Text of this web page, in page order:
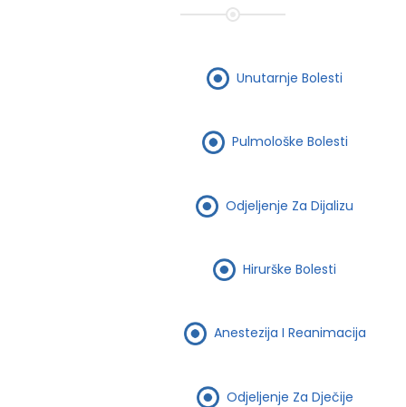
Unutarnje Bolesti
Pulmološke Bolesti
Odjeljenje Za Dijalizu
Hirurške Bolesti
Anestezija I Reanimacija
Odjeljenje Za Dječije